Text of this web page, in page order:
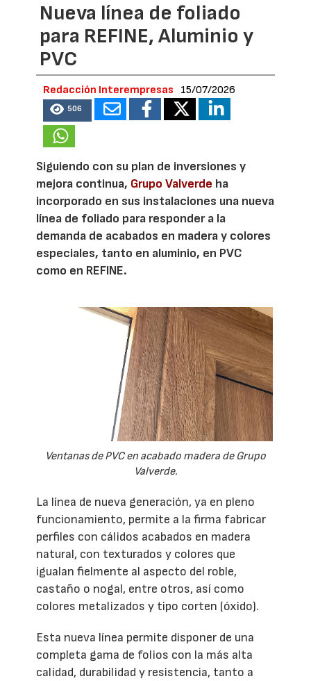
Nueva línea de foliado
para REFINE, Aluminio y
PVC
Redacción Interempresas 15/07/2026
506
Siguiendo con su plan de inversiones y
mejora continua, Grupo Valverde ha
incorporado en sus instalaciones una nueva
línea de foliado para responder a la
demanda de acabados en madera y colores
especiales, tanto en aluminio, en PVC
como en REFINE.
Ventanas de PVC en acabado madera de Grupo
Valverde.
La línea de nueva generación, ya en pleno
funcionamiento, permite a la firma fabricar
perfiles con cálidos acabados en madera
natural, con texturados y colores que
igualan fielmente al aspecto del roble,
castaño o nogal, entre otros, así como
colores metalizados y tipo corten (óxido).
Esta nueva línea permite disponer de una
completa gama de folios con la más alta
calidad, durabilidad y resistencia, tanto a